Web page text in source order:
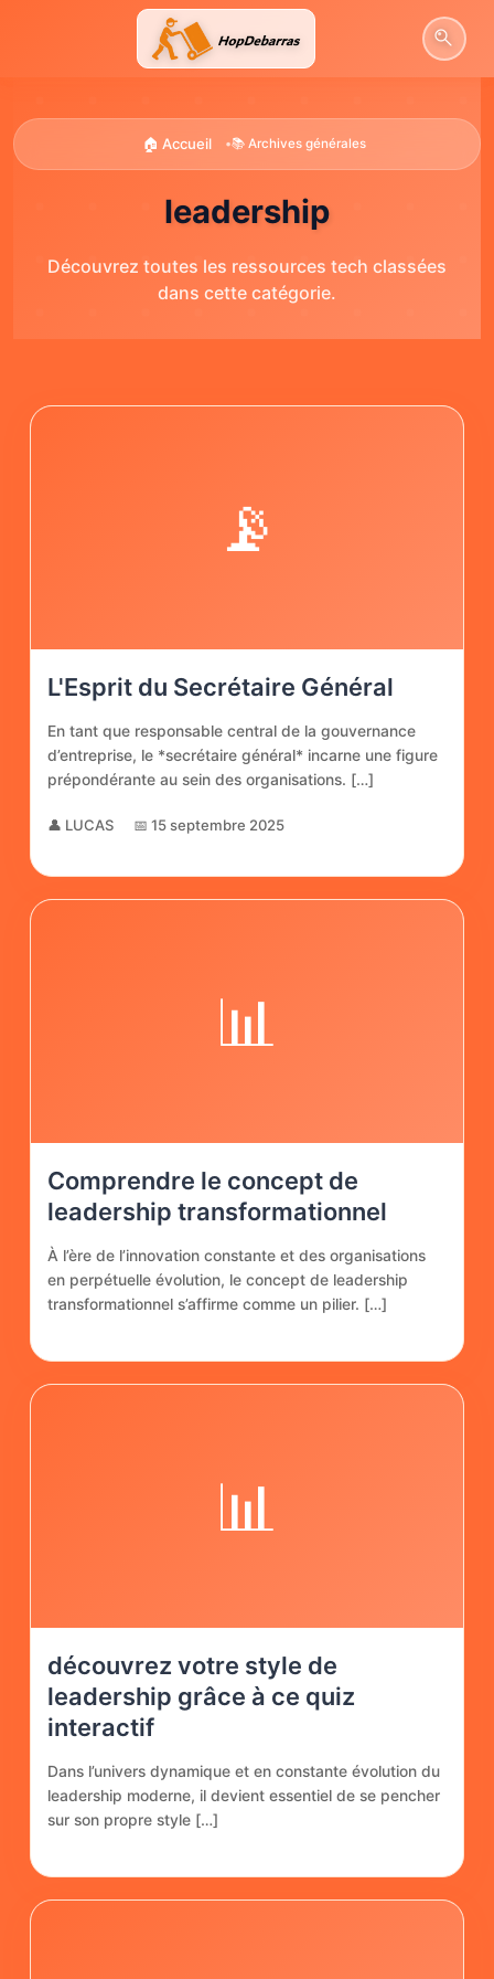
🏠 Accueil •📚 Archives générales
leadership
Découvrez toutes les ressources tech classées
dans cette catégorie.
📡
L'Esprit du Secrétaire Général
En tant que responsable central de la gouvernance
d’entreprise, le *secrétaire général* incarne une figure
prépondérante au sein des organisations. […]
👤 LUCAS 📅 15 septembre 2025
📊
Comprendre le concept de
leadership transformationnel
À l’ère de l’innovation constante et des organisations
en perpétuelle évolution, le concept de leadership
transformationnel s’affirme comme un pilier. […]
📊
découvrez votre style de
leadership grâce à ce quiz
interactif
Dans l’univers dynamique et en constante évolution du
leadership moderne, il devient essentiel de se pencher
sur son propre style […]